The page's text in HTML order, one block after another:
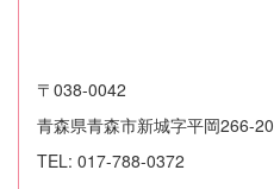
〒038-0042
青森県青森市新城字平岡266-20
TEL: 017-788-0372